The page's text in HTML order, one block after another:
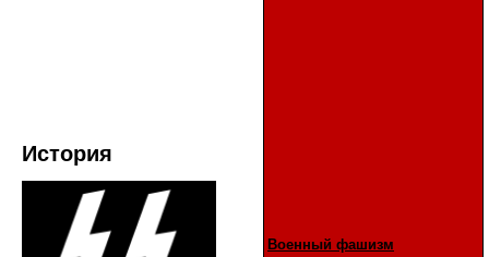
Военный фашизм
История